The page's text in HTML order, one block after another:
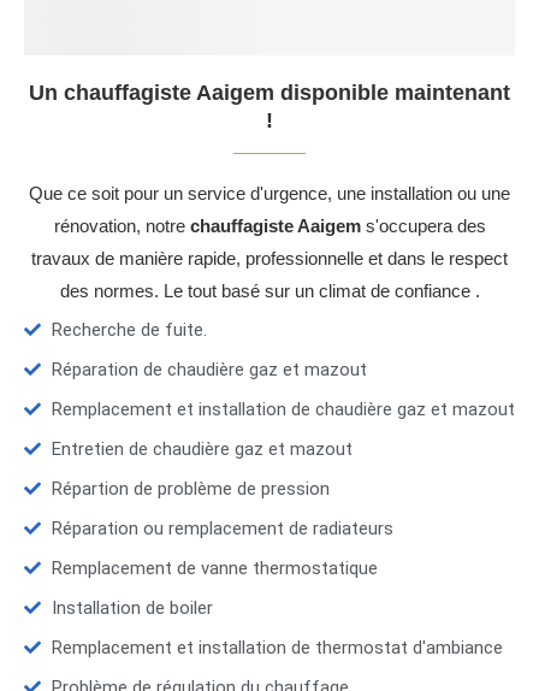
Un chauffagiste Aaigem disponible maintenant
!
Que ce soit pour un service d'urgence, une installation ou une
rénovation, notre chauffagiste Aaigems'occupera des
travaux de manière rapide, professionnelle et dans le respect
des normes. Le tout basé sur un climat de confiance .
Recherche de fuite.
Réparation de chaudière gaz et mazout
Remplacement et installation de chaudière gaz et mazout
Entretien de chaudière gaz et mazout
Répartion de problème de pression
Réparation ou remplacement de radiateurs
Remplacement de vanne thermostatique
Installation de boiler
Remplacement et installation de thermostat d'ambiance